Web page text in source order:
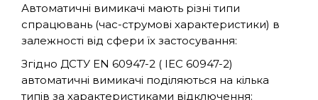
Автоматичні вимикачі мають різні типи
спрацювань (час-струмові характеристики) в
залежності від сфери їх застосування:
Згідно ДСТУ EN 60947-2 ( IEC 60947-2)
автоматичні вимикачі поділяються на кілька
типів за характеристиками відключення: